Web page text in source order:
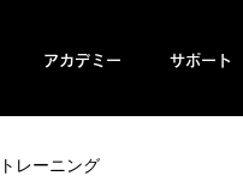
アカデミー サポート
レーニング